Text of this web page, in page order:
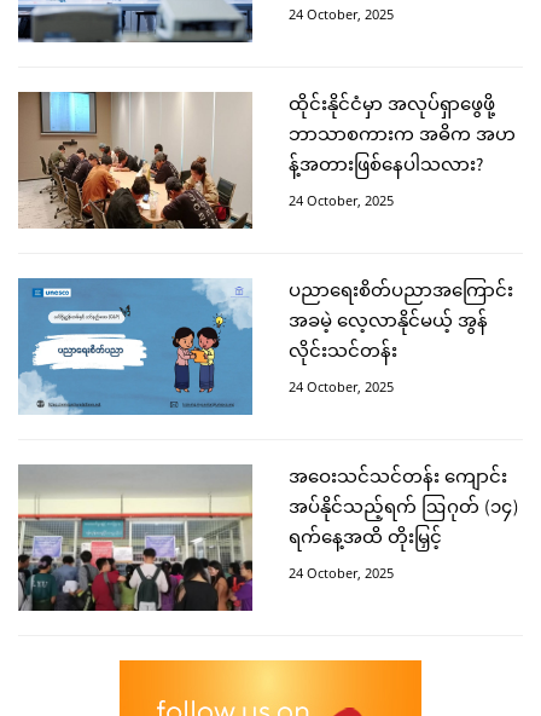
24 October, 2025
ထိုင်းနိုင်ငံမှာ အလုပ်ရှာဖွေဖို့
ဘာသာစကားက အဓိက အဟ
န့်အတားဖြစ်နေပါသလား?
24 October, 2025
ပညာရေးစိတ်ပညာအကြောင်း
အခမဲ့ လေ့လာနိုင်မယ့် အွန်
လိုင်းသင်တန်း
24 October, 2025
အဝေးသင်သင်တန်း ကျောင်း
အပ်နိုင်သည့်ရက် ဩဂုတ် (၁၄)
ရက်နေ့အထိ တိုးမြှင့်
24 October, 2025